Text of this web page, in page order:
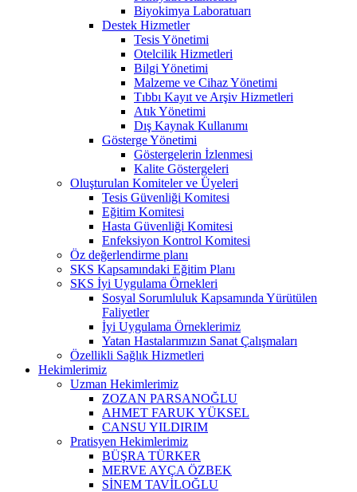
Biyokimya Laboratuarı
Destek Hizmetler
Tesis Yönetimi
Otelcilik Hizmetleri
Bilgi Yönetimi
Malzeme ve Cihaz Yönetimi
Tıbbı Kayıt ve Arşiv Hizmetleri
Atık Yönetimi
Dış Kaynak Kullanımı
Gösterge Yönetimi
Göstergelerin İzlenmesi
Kalite Göstergeleri
Oluşturulan Komiteler ve Üyeleri
Tesis Güvenliği Komitesi
Eğitim Komitesi
Hasta Güvenliği Komitesi
Enfeksiyon Kontrol Komitesi
Öz değerlendirme planı
SKS Kapsamındaki Eğitim Planı
SKS İyi Uygulama Örnekleri
Sosyal Sorumluluk Kapsamında Yürütülen
Faliyetler
İyi Uygulama Örneklerimiz
Yatan Hastalarımızın Sanat Çalışmaları
Özellikli Sağlık Hizmetleri
Hekimlerimiz
Uzman Hekimlerimiz
ZOZAN PARSANOĞLU
AHMET FARUK YÜKSEL
CANSU YILDIRIM
Pratisyen Hekimlerimiz
BÜŞRA TÜRKER
MERVE AYÇA ÖZBEK
SİNEM TAVİLOĞLU